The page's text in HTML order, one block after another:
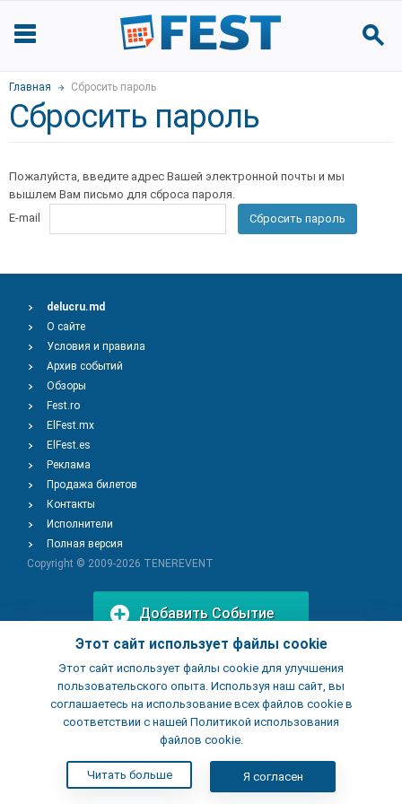
Главная Сбросить пароль
Сбросить пароль
Пожалуйста, введите адрес Вашей электронной почты и мы
вышлем Вам письмо для сброса пароля.
E-mail
Сбросить пароль
Этот сайт использует файлы cookie
Этот сайт использует файлы cookie для улучшения
пользовательского опыта. Используя наш сайт, вы
соглашаетесь на использование всех файлов cookie в
соответствии с нашей Политикой использования
файлов cookie.
Читать больше Я согласен
delucru.md
О сайте
Условия и правила
Архив событий
Обзоры
Fest.ro
ElFest.mx
ElFest.es
Реклама
Продажа билетов
Контакты
Исполнители
Полная версия
Copyright © 2009-2026 TENEREVENT
Добавить Событие
Добавить Заведение